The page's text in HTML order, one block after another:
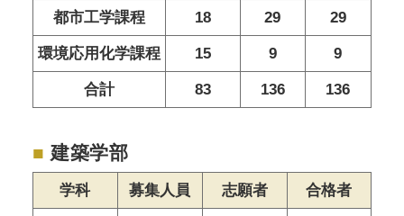
都市工学課程 18 29 29
環境応用化学課程 15 9 9
合計 83 136 136
■ 建築学部
学科 募集人員 志願者 合格者